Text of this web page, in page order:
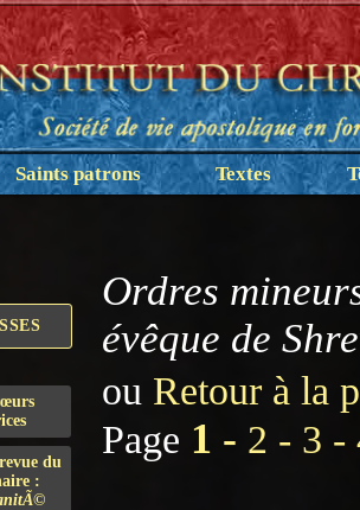
Saints patrons Textes
du
:
Ordres
évêque de
ou Retour à la
Page 1 - 2 - 3 -